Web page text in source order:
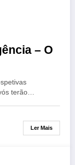
– O
terão…
Ler Mais